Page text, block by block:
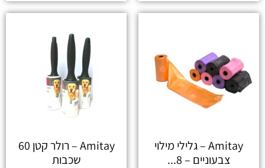
Amitay – גלילי מילוי
צבעוניים – 8...
Amitay – רולר קטן 60
שכבות